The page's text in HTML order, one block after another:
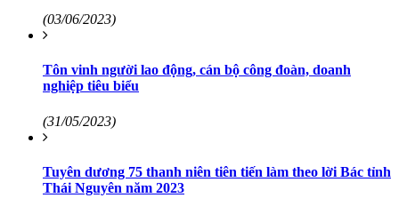
(03/06/2023)
Tôn vinh người lao động, cán bộ công đoàn, doanh
nghiệp tiêu biểu
(31/05/2023)
Tuyên dương 75 thanh niên tiên tiến làm theo lời Bác tỉnh
Thái Nguyên năm 2023